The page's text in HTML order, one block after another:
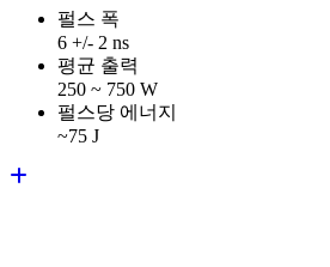
펄스 폭
6 +/- 2 ns
평균 출력
250 ~ 750 W
펄스당 에너지
~75 J